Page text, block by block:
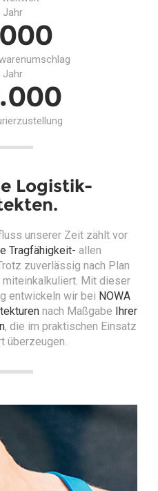
Jahr
000
Jahr
.000
Logistik-
unserer Zeit zählt vor
Tragfähigkeit- allen
zuverlässig nach Plan
miteinkalkuliert. Mit dieser
entwickeln wir bei NOWA
nach Maßgabe
Ihrer
, die im praktischen Einsatz
überzeugen.